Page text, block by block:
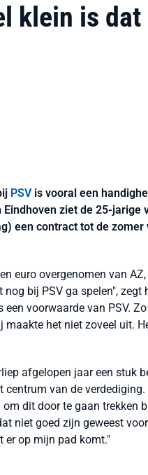
klein is
PSVis vooral een
ziet de 25-jarige
een contract tot de zomer
euro overgenomen van
bij PSV ga spelen", zegt
voorwaarde van PSV.
het niet zoveel uit.
afgelopen jaar een stuk
centrum van de
dit door te gaan trekken
niet goed zijn geweest
er op mijn pad komt."